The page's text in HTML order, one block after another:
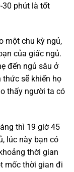
30 phút là tốt
một chu kỳ ngủ,
của giấc ngủ.
đến ngủ sâu ở
sẽ khiến họ
thấy người ta có
thì 19 giờ 45
lúc này bạn có
thời gian
mốc thời gian đi